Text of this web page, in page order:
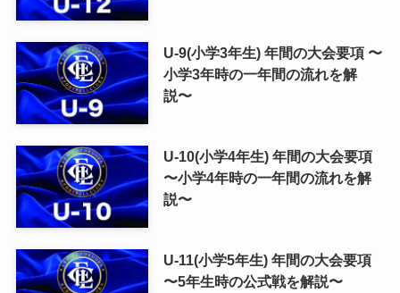
U-9(小学3年生) 年間の大会要項 〜
小学3年時の一年間の流れを解
説〜
U-10(小学4年生) 年間の大会要項
〜小学4年時の一年間の流れを解
説〜
U-11(小学5年生) 年間の大会要項
〜5年生時の公式戦を解説〜